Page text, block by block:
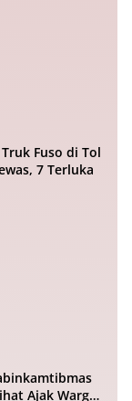
Fuso di Tol
7 Terluka
Ajak Warga